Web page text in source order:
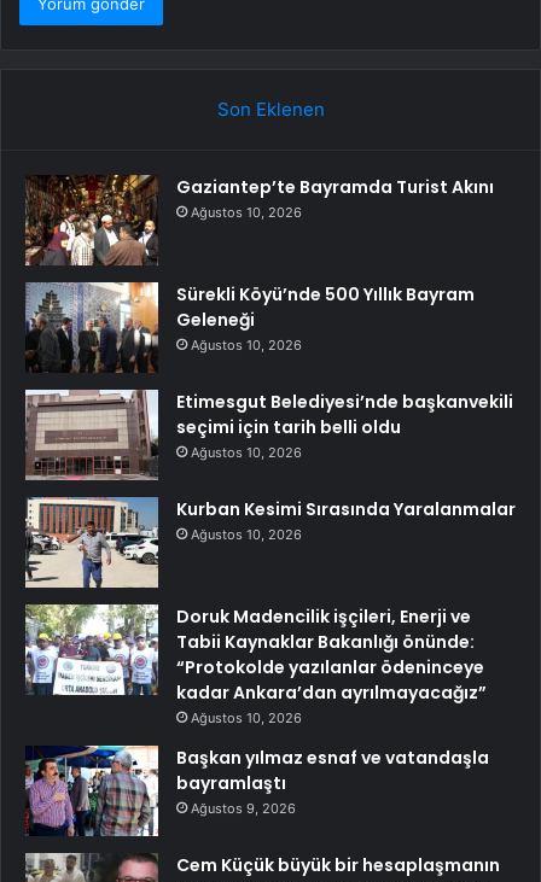
Son Eklenen
Gaziantep’te Bayramda Turist Akını
Ağustos 10, 2026
Sürekli Köyü’nde 500 Yıllık Bayram
Geleneği
Ağustos 10, 2026
Etimesgut Belediyesi’nde başkanvekili
seçimi için tarih belli oldu
Ağustos 10, 2026
Kurban Kesimi Sırasında Yaralanmalar
Ağustos 10, 2026
Doruk Madencilik işçileri, Enerji ve
Tabii Kaynaklar Bakanlığı önünde:
“Protokolde yazılanlar ödeninceye
kadar Ankara’dan ayrılmayacağız”
Ağustos 10, 2026
Başkan yılmaz esnaf ve vatandaşla
bayramlaştı
Ağustos 9, 2026
Cem Küçük büyük bir hesaplaşmanın